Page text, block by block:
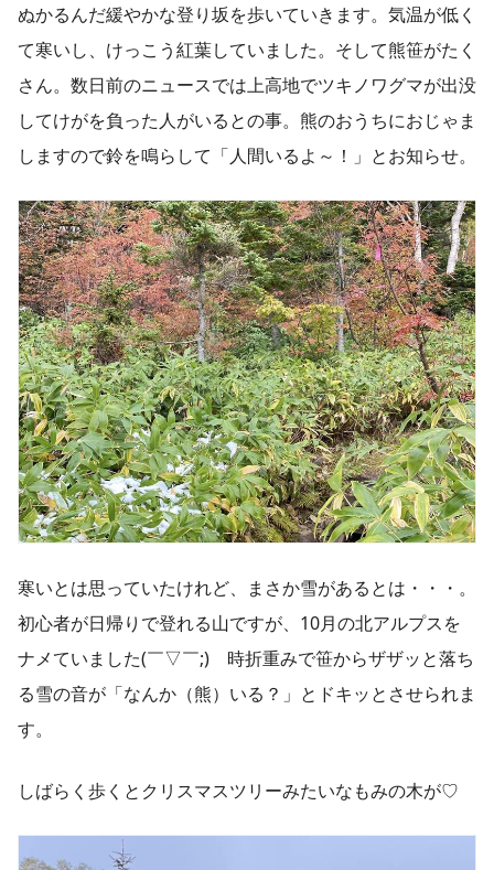
ぬかるんだ緩やかな登り坂を歩いていきます。気温が低く
て寒いし、けっこう紅葉していました。そして熊笹がたく
さん。数日前のニュースでは上高地でツキノワグマが出没
してけがを負った人がいるとの事。熊のおうちにおじゃま
しますので鈴を鳴らして「人間いるよ～！」とお知らせ。
寒いとは思っていたけれど、まさか雪があるとは・・・。
初心者が日帰りで登れる山ですが、10月の北アルプスを
ナメていました(￣▽￣;) 時折重みで笹からザザッと落ち
る雪の音が「なんか（熊）いる？」とドキッとさせられま
す。
しばらく歩くとクリスマスツリーみたいなもみの木が♡